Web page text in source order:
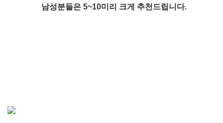
남성분들은 5~10미리 크게 추천드립니다.